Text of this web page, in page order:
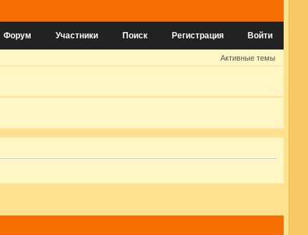
Форум Участники Поиск Регистрация Войти
Активные темы